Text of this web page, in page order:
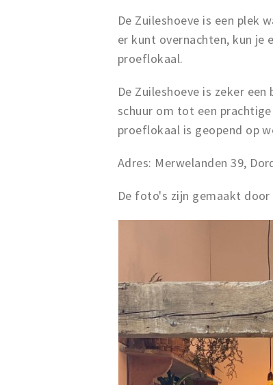
De Zuileshoeve is een plek
er kunt overnachten, kun
proeflokaal.
De Zuileshoeve is zeker
schuur om tot een
proeflokaal is geopend op
Adres: Merwelanden 39,
De foto's zijn gemaakt